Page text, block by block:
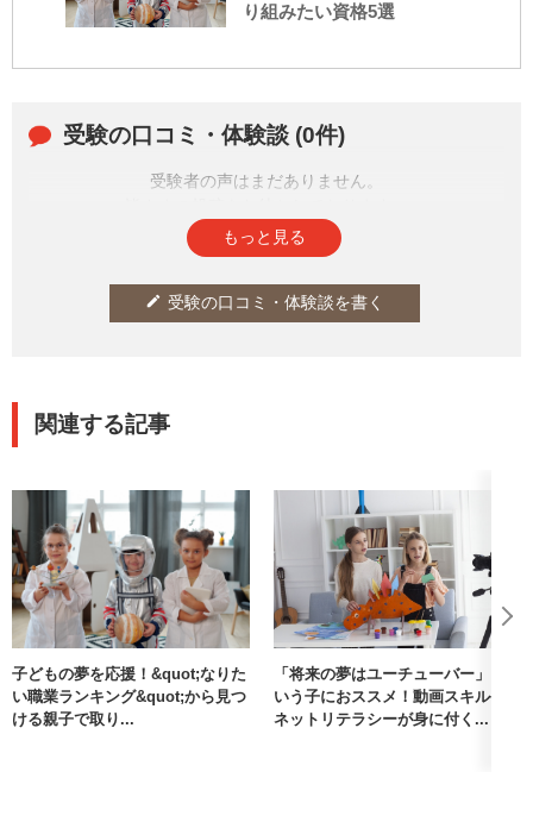
り組みたい資格5選
受験の口コミ・体験談 (0件)
受験者の声はまだありません。
もっと見る
edit 受験の口コミ・体験談を書く
関連する記事
子どもの夢を応援！&quot;なりた
い職業ランキング&quot;から見つ
ける親子で取り...
「将来の夢はユーチューバー」と
いう子におススメ！動画スキルや
ネットリテラシーが身に付く...